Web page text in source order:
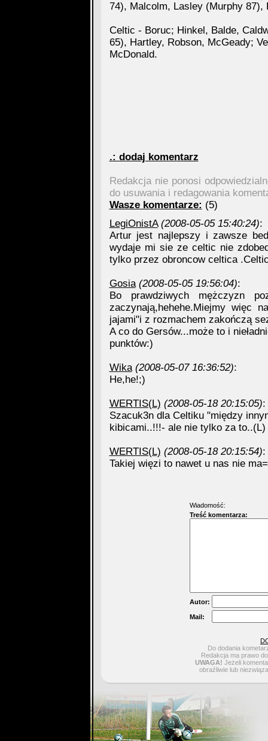
74), Malcolm, Lasley (Murphy
Celtic - Boruc; Hinkel, Balde,
65), Hartley, Robson, McGeady;
McDonald.
.: dodaj komentarz
Redakcja nie ponosi
do usuwania i redagowania
Wasze komentarze: (5)
LegiOnistA (2008-05-05 15:40:24):
Artur jest najlepszy i zawsze
wydaje mi sie ze celtic nie
tylko przez obroncow celtica
Gosia (2008-05-05 19:56:04):
Bo prawdziwych mężczyzn
zaczynają,hehehe.Miejmy więc
jajami"i z rozmachem zakończą
A co do Gersów...może to i
punktów:)
Wika (2008-05-07 16:36:52):
He,he!;)
WERTIS(L) (2008-05-18 20:15:05):
Szacuk3n dla Celtiku "między
kibicami..!!!- ale nie tylko za
WERTIS(L) (2008-05-18 20:15:54):
Takiej więzi to nawet u nas nie
Wiadomość:
Treść komentarza:
Autor:
Mail:
Do dodania
Redakcja ma prawo
UWAGA! Jeżeli
obraźliwie lub